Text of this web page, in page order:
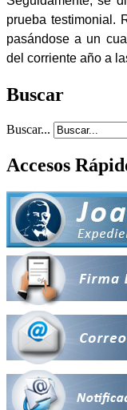
prueba testimonial.
pasándose a un
del corriente año a
Buscar
Buscar...
Accesos